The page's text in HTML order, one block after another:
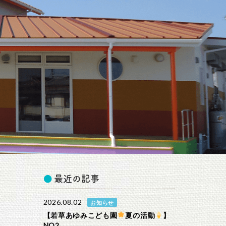
最近の記事
2026.08.02 お知らせ
【若草あゆみこども園 夏の活動
】